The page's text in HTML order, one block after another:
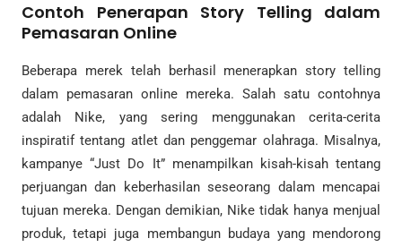
Contoh Penerapan Story Telling dalam
Pemasaran Online
Beberapa merek telah berhasil menerapkan story telling
dalam pemasaran online mereka. Salah satu contohnya
adalah Nike, yang sering menggunakan cerita-cerita
inspiratif tentang atlet dan penggemar olahraga. Misalnya,
kampanye “Just Do It” menampilkan kisah-kisah tentang
perjuangan dan keberhasilan seseorang dalam mencapai
tujuan mereka. Dengan demikian, Nike tidak hanya menjual
produk, tetapi juga membangun budaya yang mendorong